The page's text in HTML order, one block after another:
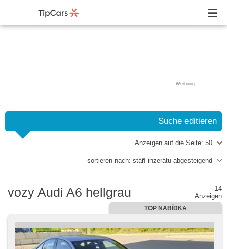
Werbung
Suche editieren
Anzeigen auf die Seite: 50
sortieren nach: stáří inzerátu abgesteigend
vozy Audi A6 hellgrau
14
Anzeigen
TOP NABÍDKA